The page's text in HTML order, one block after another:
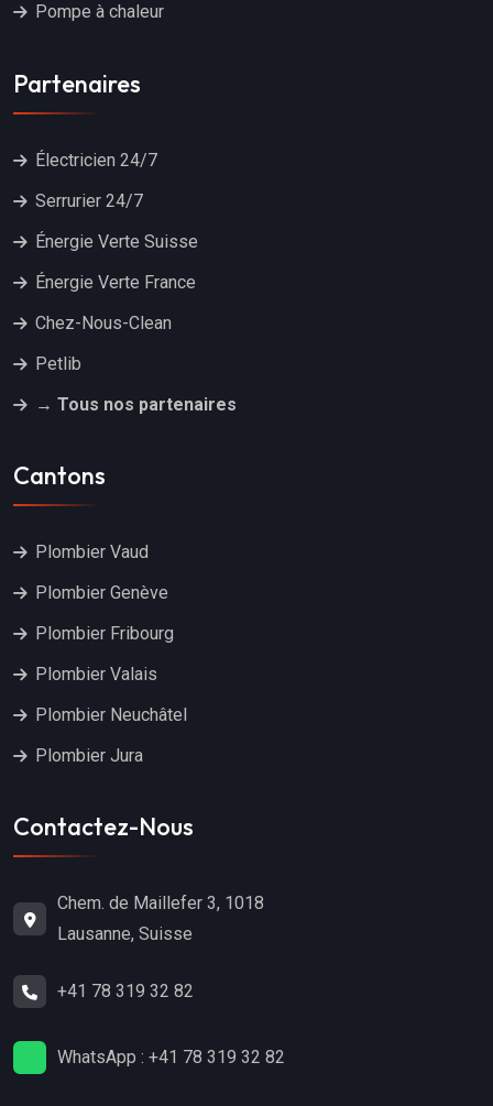
Pompe à chaleur
Partenaires
Électricien 24/7
Serrurier 24/7
Énergie Verte Suisse
Énergie Verte France
Chez-Nous-Clean
Petlib
→ Tous nos partenaires
Cantons
Plombier Vaud
Plombier Genève
Plombier Fribourg
Plombier Valais
Plombier Neuchâtel
Plombier Jura
Contactez-Nous
Chem. de Maillefer 3, 1018
Lausanne, Suisse
+41 78 319 32 82
WhatsApp : +41 78 319 32 82